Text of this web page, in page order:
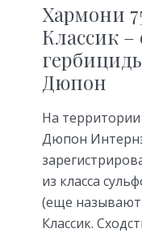
Хармони
Классик
Дюпон
На
Дюпон
из класса
(еще
Классик.